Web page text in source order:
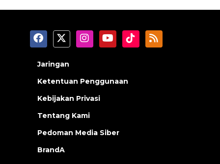
Jaringan
Ketentuan Penggunaan
Kebijakan Privasi
Tentang Kami
Pedoman Media Siber
BrandA